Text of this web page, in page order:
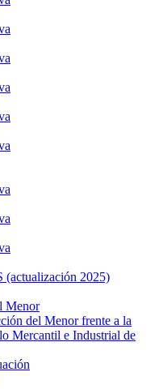
2025)
Menor
del Menor frente a la
Mercantil e Industrial de